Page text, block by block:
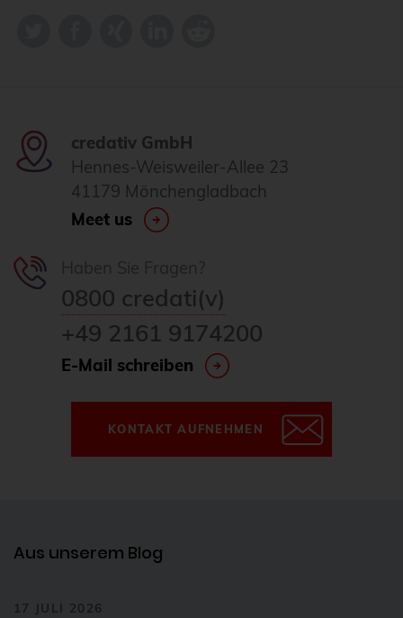
credativ GmbH
Hennes-Weisweiler-Allee 23
41179 Mönchengladbach
Meet us
0800 credati(v)
+49 2161 9174200
E-Mail schreiben
KONTAKT AUFNEHMEN
Aus unserem Blog
17 JULI 2026